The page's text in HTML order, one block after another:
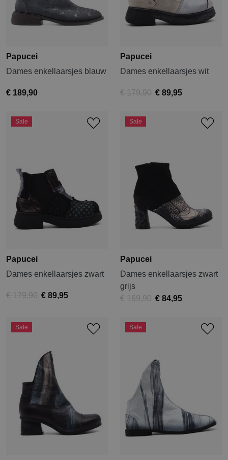
Papucei
Dames enkellaarsjes blauw
€ 189,90
Papucei
Dames enkellaarsjes wit
€ 179,90 € 89,95
Sale
Papucei
Dames enkellaarsjes zwart
€ 179,90 € 89,95
Sale
Papucei
Dames enkellaarsjes zwart
grijs
€ 169,90 € 84,95
Sale Sale